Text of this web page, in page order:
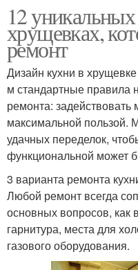
12
хрущевках,
ремонт
Дизайн кухни в
м стандартные правила
ремонта:
максимальной
удачных переделок,
функциональной может
3 варианта ремонта
Любой ремонт всегда
основных вопросов, как
гарнитура, места для
газового оборудования.